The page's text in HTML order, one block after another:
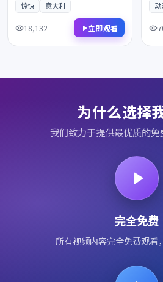
风雪覆盖了北纬零度的边境，层
层迷雾最终通向意想不到的结
局。剧情反转令人回味，情感层
次饱满深刻，影迷不容错过。
惊悚 意大利
18,132 立即观看
午
爱
剧
名
动
为什么选择
我们致力于提供最优质的
完全免费
所有视频内容完全免费观看